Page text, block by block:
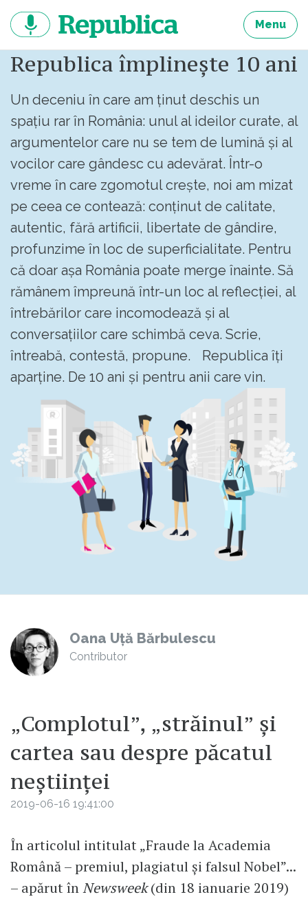
continut
Menu
Republica împlinește 10 ani
Un deceniu în care am ținut deschis un
spațiu rar în România: unul al ideilor curate, al
argumentelor care nu se tem de lumină și al
vocilor care gândesc cu adevărat. Într-o
vreme în care zgomotul crește, noi am mizat
pe ceea ce contează: conținut de calitate,
autentic, fără artificii, libertate de gândire,
profunzime în loc de superficialitate. Pentru
că doar așa România poate merge înainte. Să
rămânem împreună într-un loc al reflecției, al
întrebărilor care incomodează și al
conversațiilor care schimbă ceva. Scrie,
întreabă, contestă, propune. Republica îți
aparține. De 10 ani și pentru anii care vin.
Oana Uță Bărbulescu
Contributor
„Complotul”, „străinul” și
cartea sau despre păcatul
neștiinței
2019-06-16 19:41:00
În articolul intitulat „Fraude la Academia
Română – premiul, plagiatul și falsul Nobel”...
– apărut înNewsweek(din 18 ianuarie 2019)